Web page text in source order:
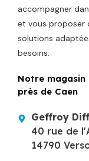
accompagner
et vous proposer
solutions
besoins.
Notre magasin
près de Caen
Geffroy
40 rue de
14790